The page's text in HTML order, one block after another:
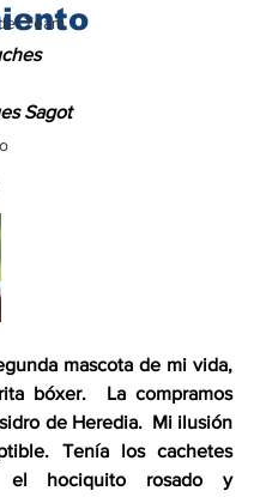
Team
Buches
Sagot
mascota de mi vida,
bóxer.  La compramos
de Heredia.  Mi ilusión
Tenía los cachetes
el hociquito rosado y